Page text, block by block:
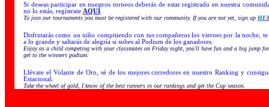
Si deseas participar en nuestros torneos deberás de estar registrado en nuestra
no lo estás, regístrate AQUÍ
To join our tournaments you must be registered with our community. If you are not yet, sign up
Disfrutarás como un niño compitiendo con tus compañeros los viernes por la noche,
a lo grande y saltarás de alegría si subes al Podium de los ganadores.
Enjoy as a child competing with your classmates on Friday night, you'll have fun and a big jump
get to the winners podium.
Llévate el Volante de Oro, sé de los mejores corredores en nuestro Ranking y
Estacional.
Take the wheel of gold, I know of the best runners in our rankings and get the Cup season.